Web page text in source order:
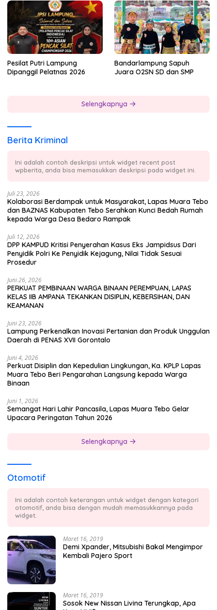
Pesilat Putri Lampung
Dipanggil Pelatnas 2026
Bandarlampung Sapuh
Juara O2SN SD dan SMP
Selengkapnya
Berita Kriminal
Ini adalah contoh deskripsi untuk widget recent post
wpberita, anda bisa memasukkan deskripsi pada widget ini.
Juli 23, 2026
Kolaborasi Berdampak untuk Masyarakat, Lapas Muara Tebo
dan BAZNAS Kabupaten Tebo Serahkan Kunci Bedah Rumah
kepada Warga Desa Bedaro Rampak
Juli 12, 2026
DPP KAMPUD Kritisi Penyerahan Kasus Eks Jampidsus Dari
Penyidik Polri Ke Penyidik Kejagung, Nilai Tidak Sesuai
Prosedur
Juni 26, 2026
PERKUAT PEMBINAAN WARGA BINAAN PEREMPUAN, LAPAS
KELAS IIB AMPANA TEKANKAN DISIPLIN, KEBERSIHAN, DAN
KEAMANAN
Juni 23, 2026
Lampung Perkenalkan Inovasi Pertanian dan Produk Unggulan
Daerah di PENAS XVII Gorontalo
Juni 4, 2026
Perkuat Disiplin dan Kepedulian Lingkungan, Ka. KPLP Lapas
Muara Tebo Beri Pengarahan Langsung kepada Warga
Binaan
Juni 1, 2026
Semangat Hari Lahir Pancasila, Lapas Muara Tebo Gelar
Upacara Peringatan Tahun 2026
Selengkapnya
Otomotif
Ini adalah contoh keterangan untuk widget dengan kategori
otomotif, anda bisa dengan mudah memasukkannya pada
widget.
Maret 16, 2019
Demi Xpander, Mitsubishi Bakal Mengimpor
Kembali Pajero Sport
Maret 16, 2019
Sosok New Nissan Livina Terungkap, Apa